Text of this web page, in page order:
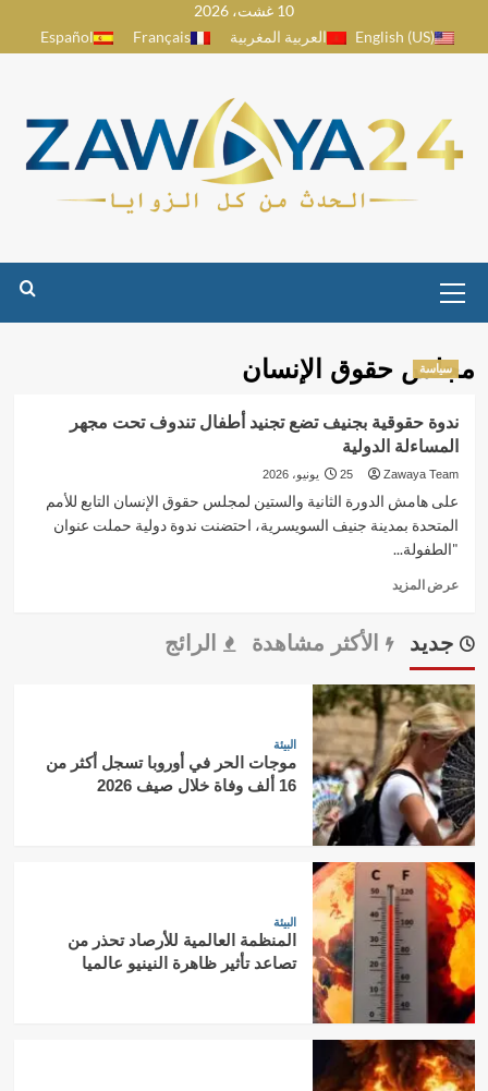
10 غشت، 2026
English (US)
العربية المغربية Français
Español
Menu
مجلس حقوق الإنسان
سياسة
ندوة حقوقية بجنيف تضع تجنيد أطفال تندوف تحت مجهر
المساءلة الدولية
Zawaya Team 25 يونيو، 2026
على هامش الدورة الثانية والستين لمجلس حقوق الإنسان التابع للأمم
المتحدة بمدينة جنيف السويسرية، احتضنت ندوة دولية حملت عنوان
"الطفولة...
عرض المزيد
ندوة
بجنيف
تضع
تجنيد
أطفال
تندوف
تحت
مجهر
المساءلة
الدولية
جديد الأكثر مشاهدة الرائج
البيئة
موجات الحر في أوروبا تسجل أكثر من
16 ألف وفاة خلال صيف 2026
البيئة
المنظمة العالمية للأرصاد تحذر من
تصاعد تأثير ظاهرة النينيو عالميا